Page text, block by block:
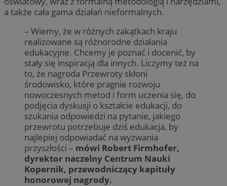
a także cała gama działań nieformalnych.
– Wiemy, że w różnych zakątkach kraju
realizowane są różnorodne działania
edukacyjne. Chcemy je poznać i docenić, by
stały się inspiracją dla innych. Liczymy też na
to, że nagroda Przewroty skłoni
środowisko, które pragnie rozwoju
nowoczesnych metod i form uczenia się, do
podjęcia dyskusji o kształcie edukacji, do
szukania odpowiedzi na pytanie, jakiego
przewrotu potrzebuje dziś edukacja, by
najlepiej odpowiadać na wyzwania
przyszłości – mówi Robert Firmhofer,
dyrektor naczelny Centrum Nauki
Kopernik, przewodniczący kapituły
honorowej nagrody.